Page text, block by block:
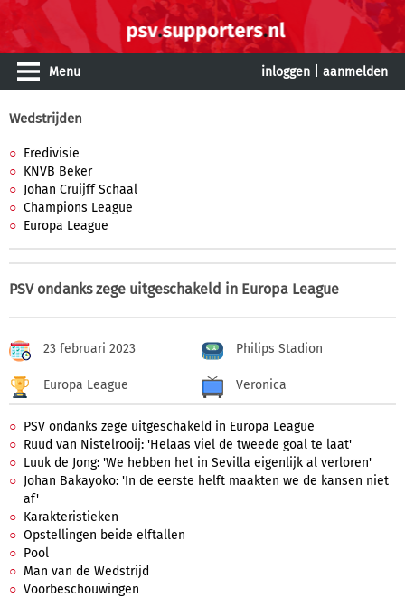
Menu inloggen aanmelden
Wedstrijden
Eredivisie
KNVB Beker
Johan Cruijff Schaal
Champions League
Europa League
PSV ondanks zege uitgeschakeld in Europa League
23 februari 2023 Philips Stadion
Europa League Veronica
PSV ondanks zege uitgeschakeld in Europa League
Ruud van Nistelrooij: 'Helaas viel de tweede goal te laat'
Luuk de Jong: 'We hebben het in Sevilla eigenlijk al verloren'
Johan Bakayoko: 'In de eerste helft maakten we de kansen niet
af'
Karakteristieken
Opstellingen beide elftallen
Pool
Man van de Wedstrijd
Voorbeschouwingen